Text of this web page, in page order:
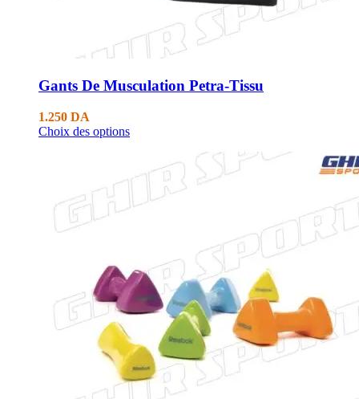
Gants De Musculation Petra-Tissu
1.250 DA
Choix des options